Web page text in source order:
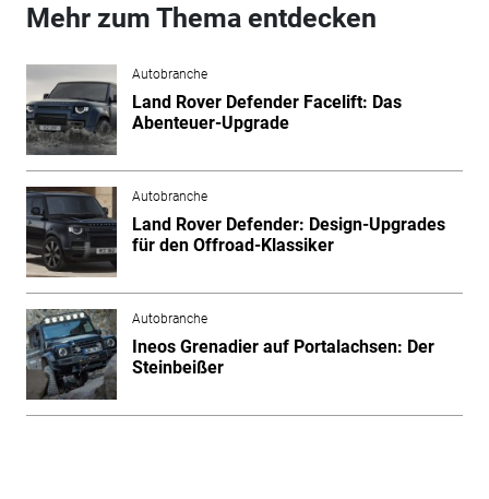
Mehr zum Thema entdecken
Autobranche
Land Rover Defender Facelift: Das
Abenteuer-Upgrade
Autobranche
Land Rover Defender: Design-Upgrades
für den Offroad-Klassiker
Autobranche
Ineos Grenadier auf Portalachsen: Der
Steinbeißer